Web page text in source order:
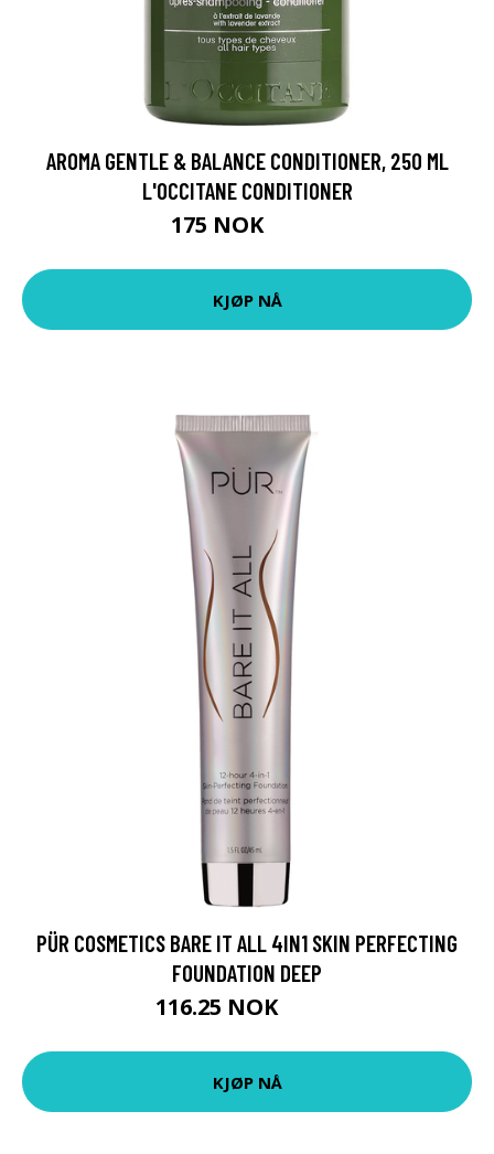
AROMA GENTLE & BALANCE CONDITIONER, 250 ML
L'OCCITANE CONDITIONER
175 NOK
KJØP NÅ
PÜR COSMETICS BARE IT ALL 4IN1 SKIN PERFECTING
FOUNDATION DEEP
116.25 NOK
KJØP NÅ